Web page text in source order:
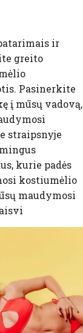
ir
greito
Pasinerkite
į mūsų vadovą,
straipsnyje
kurie padės
kostiumėlio
maudymosi